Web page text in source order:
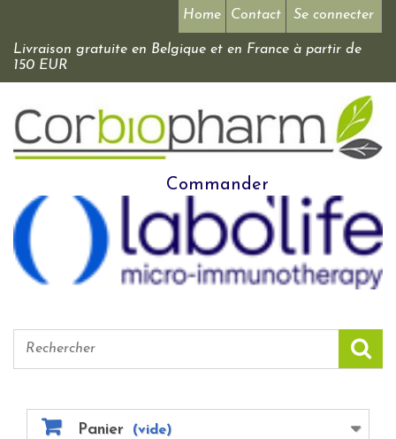
Se connecter
Home Contact
Livraison gratuite en Belgique et en France à partir de
150 EUR
Commander
Panier (vide)